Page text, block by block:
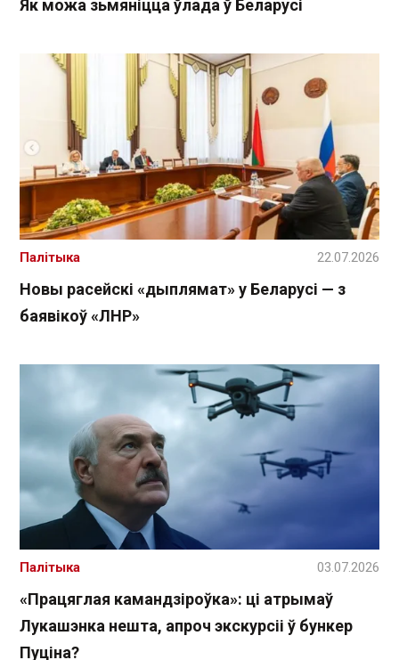
Як можа зьмяніцца ўлада ў Беларусі
Новы расейскі «дыплямат» у Беларусі — з
баявікоў «ЛНР»
Палітыка 22.07.2026
«Працяглая камандзіроўка»: ці атрымаў
Лукашэнка нешта, апроч экскурсіі ў бункер
Пуціна?
Палітыка 03.07.2026